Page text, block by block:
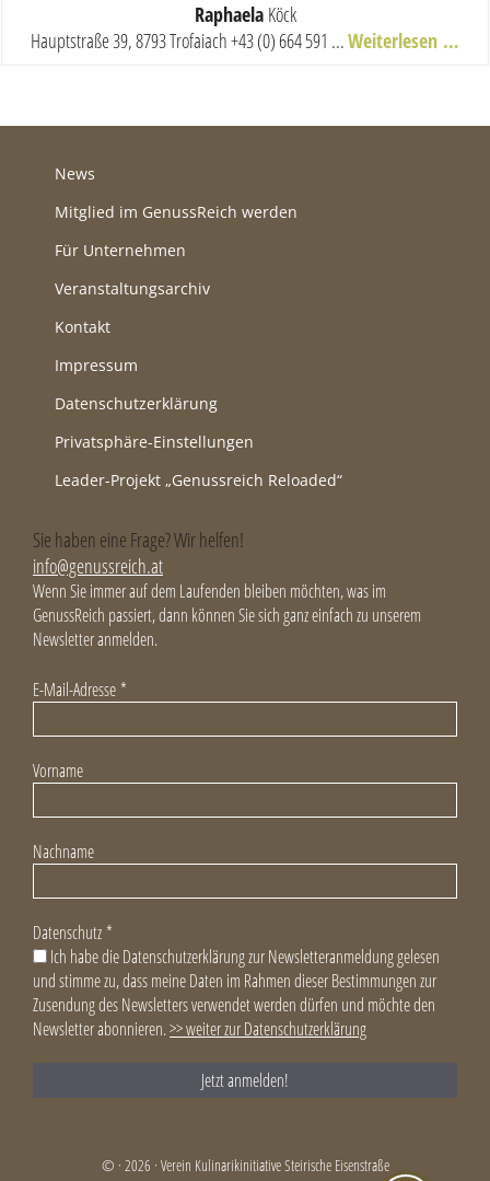
Raphaela Köck
Hauptstraße 39, 8793 Trofaiach+43 (0) 664 591 ...Weiterlesen …
News
Mitglied im GenussReich werden
Für Unternehmen
Veranstaltungsarchiv
Kontakt
Impressum
Datenschutzerklärung
Privatsphäre-Einstellungen
Leader-Projekt „Genussreich Reloaded“
Sie haben eine Frage? Wir helfen!
info@genussreich.at
Wenn Sie immer auf dem Laufenden bleiben möchten, was im
GenussReich passiert, dann können Sie sich ganz einfach zu unserem
Newsletter anmelden.
E-Mail-Adresse *
Vorname
Nachname
Datenschutz *
Ich habe die Datenschutzerklärung zur Newsletteranmeldung gelesen
und stimme zu, dass meine Daten im Rahmen dieser Bestimmungen zur
Zusendung des Newsletters verwendet werden dürfen und möchte den
Newsletter abonnieren.>> weiter zur Datenschutzerklärung
© · 2026 · Verein Kulinarikinitiative Steirische Eisenstraße